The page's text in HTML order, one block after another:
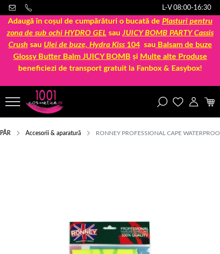
L-V 08:00-16:30
Adaugă în coșul de cumpărături o bucată de Plasturi pentru
zona de sub ochi HYDRO GEL sau JUICY BOMB PARTY Cassis
Crush sau Ulei de buze, Hydra Kiss 104sau Balsam de buze
Glossy Butter Balm JUICY BOMB și Multe alte Produse
beneficiezi de transport gratuit la Fanbox & Easybox!
PĂR Accesorii & aparatură RONNEY PROFESSIONAL CAPE